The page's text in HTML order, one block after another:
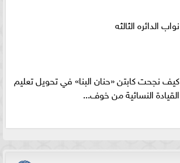
نواب الدائره الثالثه
كيف نجحت كابتن «حنان البنا» في تحويل تعليم
القيادة النسائية من خوف...